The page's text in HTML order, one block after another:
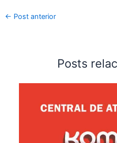
c
e
k
itt
er
p
p
← Post anterior
Posts